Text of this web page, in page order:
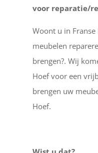
voor reparatie/
Woont u in
meubelen
brengen?. Wij
Hoef voor een
brengen uw
Hoef.